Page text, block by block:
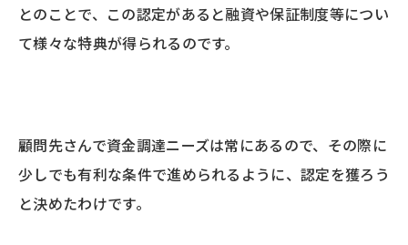
とのことで、この認定があると融資や保証制度等につい
て様々な特典が得られるのです。
顧問先さんで資金調達ニーズは常にあるので、その際に
少しでも有利な条件で進められるように、認定を獲ろう
と決めたわけです。